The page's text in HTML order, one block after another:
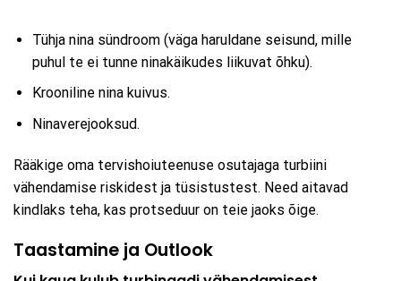
Tühja nina sündroom (väga haruldane seisund, mille
puhul te ei tunne ninakäikudes liikuvat õhku).
Krooniline nina kuivus.
Ninaverejooksud.
Rääkige oma tervishoiuteenuse osutajaga turbiini
vähendamise riskidest ja tüsistustest. Need aitavad
kindlaks teha, kas protseduur on teie jaoks õige.
Taastamine ja Outlook